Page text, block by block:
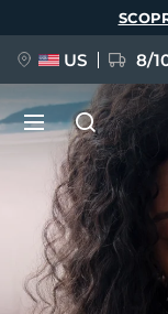
US 8/
NUOVO
BREAKING
Lingua
English